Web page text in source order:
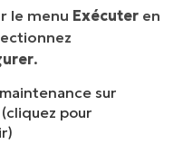
le menu Exécuter en
.
sur
pour